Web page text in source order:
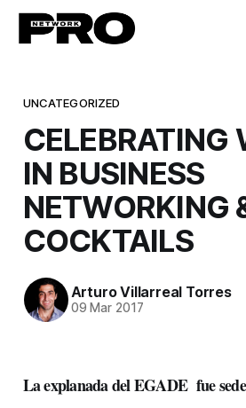
UNCATEGORIZED
CELEBRATING
IN BUSINESS
NETWORKING
COCKTAILS
Arturo Villarreal Torres
09 Mar 2017
La explanada del EGADE fue